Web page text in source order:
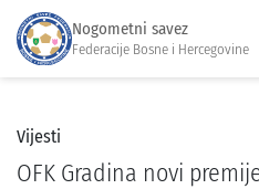
Nogometni savez
Federacije Bosne i Hercegovine
Vijesti
OFK Gradina novi